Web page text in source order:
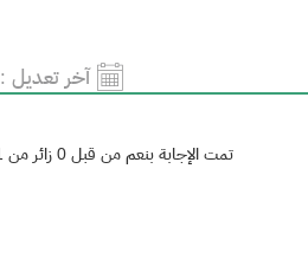
آخر تعديل :
تمت الإجابة بنعم من قبل 0 زائر من 1 إجابة